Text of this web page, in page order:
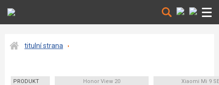
titulní strana
PRODUKT Honor View 20 Xiaomi Mi 9 SE